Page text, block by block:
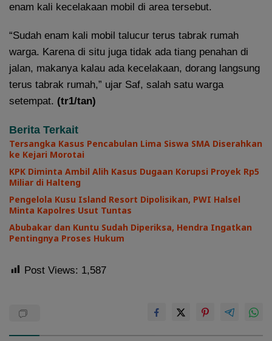
enam kali kecelakaan mobil di area tersebut.
“Sudah enam kali mobil talucur terus tabrak rumah
warga. Karena di situ juga tidak ada tiang penahan di
jalan, makanya kalau ada kecelakaan, dorang langsung
terus tabrak rumah,” ujar Saf, salah satu warga
setempat. (tr1/tan)
Berita Terkait
Tersangka Kasus Pencabulan Lima Siswa SMA Diserahkan
ke Kejari Morotai
KPK Diminta Ambil Alih Kasus Dugaan Korupsi Proyek Rp5
Miliar di Halteng
Pengelola Kusu Island Resort Dipolisikan, PWI Halsel
Minta Kapolres Usut Tuntas
Abubakar dan Kuntu Sudah Diperiksa, Hendra Ingatkan
Pentingnya Proses Hukum
Post Views: 1,587